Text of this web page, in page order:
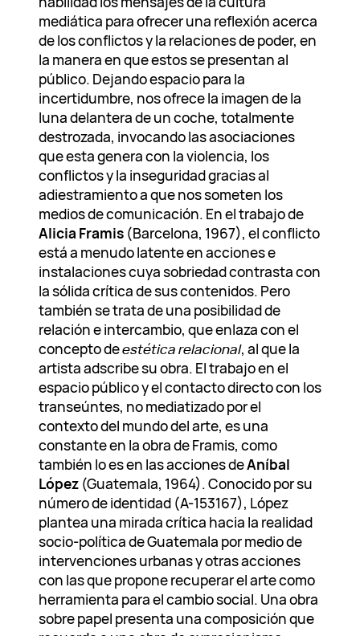
mediática para ofrecer una reflexión acerca
de los conflictos y la relaciones de poder, en
la manera en que estos se presentan al
público. Dejando espacio para la
incertidumbre, nos ofrece la imagen de la
luna delantera de un coche, totalmente
destrozada, invocando las asociaciones
que esta genera con la violencia, los
conflictos y la inseguridad gracias al
adiestramiento a que nos someten los
medios de comunicación. En el trabajo de
Alicia Framis (Barcelona, 1967), el conflicto
está a menudo latente en acciones e
instalaciones cuya sobriedad contrasta con
la sólida crítica de sus contenidos. Pero
también se trata de una posibilidad de
relación e intercambio, que enlaza con el
concepto deestética relacional, al que la
artista adscribe su obra. El trabajo en el
espacio público y el contacto directo con los
transeúntes, no mediatizado por el
contexto del mundo del arte, es una
constante en la obra de Framis, como
también lo es en las acciones deAníbal
López (Guatemala, 1964). Conocido por su
número de identidad (A-153167), López
plantea una mirada crítica hacia la realidad
socio-política de Guatemala por medio de
intervenciones urbanas y otras acciones
con las que propone recuperar el arte como
herramienta para el cambio social. Una obra
sobre papel presenta una composición que